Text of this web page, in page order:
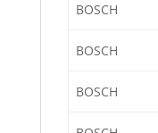
BOSCH
BOSCH
BOSCH